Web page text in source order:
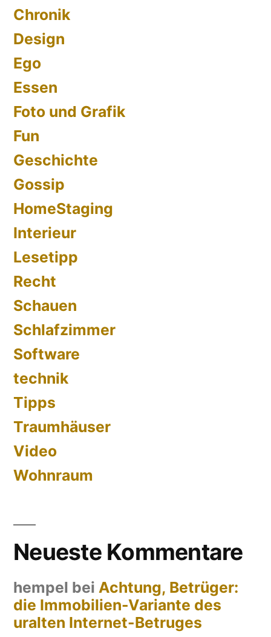
Chronik
Design
Ego
Essen
Foto und Grafik
Fun
Geschichte
Gossip
HomeStaging
Interieur
Lesetipp
Recht
Schauen
Schlafzimmer
Software
technik
Tipps
Traumhäuser
Video
Wohnraum
Neueste Kommentare
hempel bei Achtung, Betrüger:
die Immobilien-Variante des
uralten Internet-Betruges